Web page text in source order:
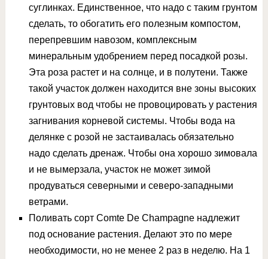
суглинках. Единственное, что надо с таким грунтом
сделать, то обогатить его полезным компостом,
перепревшим навозом, комплексным
минеральным удобрением перед посадкой розы.
Эта роза растет и на солнце, и в полутени. Также
такой участок должен находится вне зоны высоких
грунтовых вод чтобы не провоцировать у растения
загнивания корневой системы. Чтобы вода на
делянке с розой не застаивалась обязательно
надо сделать дренаж. Чтобы она хорошо зимовала
и не вымерзала, участок не может зимой
продуваться северными и северо-западными
ветрами.
Поливать сорт Comte De Champagne надлежит
под основание растения. Делают это по мере
необходимости, но не менее 2 раз в неделю. На 1